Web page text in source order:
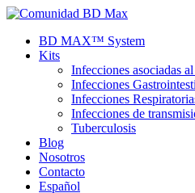
BD MAX™ System
Kits
Infecciones asociadas
Infecciones
Infecciones
Infecciones de
Tuberculosis
Blog
Nosotros
Contacto
Español